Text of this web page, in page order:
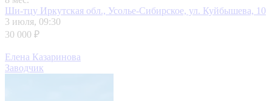
Ши-тцу Иркутская обл., Усолье-Сибирское, ул. Куйбышева, 10
3 июля, 09:30
30 000 ₽
Елена Казаринова
Заводчик